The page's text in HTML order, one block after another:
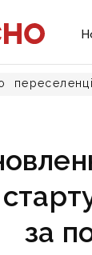
переселенці
за